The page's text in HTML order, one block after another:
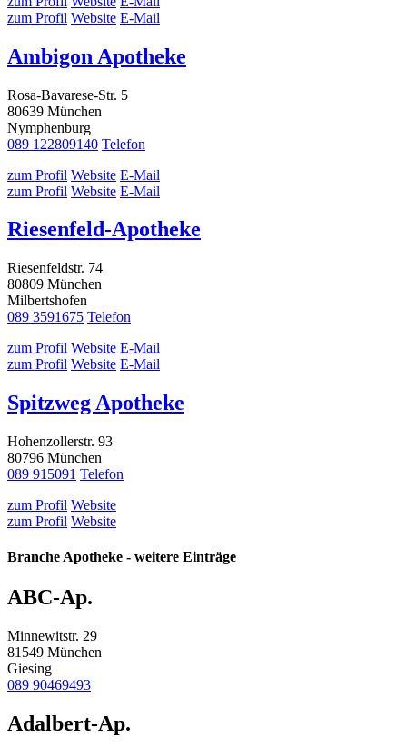
zum Profil Website E-Mail
Ambigon Apotheke
Rosa-Bavarese-Str. 5
80639 München
Nymphenburg
089 122809140 Telefon
zum Profil Website E-Mail
zum Profil Website E-Mail
Riesenfeld-Apotheke
Riesenfeldstr. 74
80809 München
Milbertshofen
089 3591675 Telefon
zum Profil Website E-Mail
zum Profil Website E-Mail
Spitzweg Apotheke
Hohenzollerstr. 93
80796 München
089 915091 Telefon
zum Profil Website
zum Profil Website
Branche Apotheke - weitere Einträge
ABC-Ap.
Minnewitstr. 29
81549 München
Giesing
089 90469493
Adalbert-Ap.